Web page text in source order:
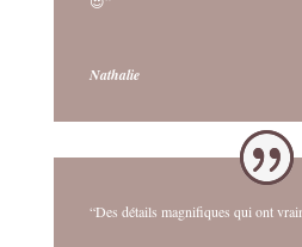
Nathalie
“Des détails magnifiques qui ont